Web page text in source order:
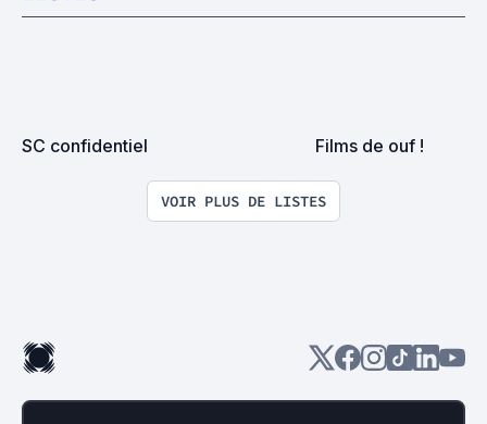
SC confidentiel Films de ouf !
VOIR PLUS DE LISTES